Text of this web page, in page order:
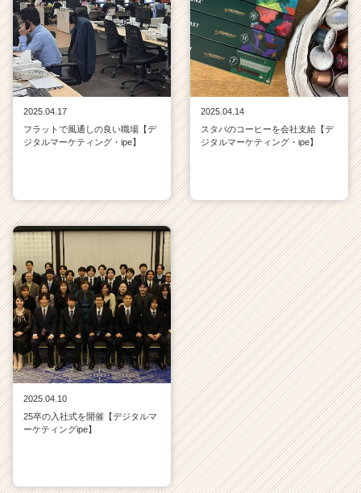
2025.04.17
フラットで風通しの良い職場【デ
ジタルマーケティング・ipe】
2025.04.14
スタバのコーヒーを会社支給【デ
ジタルマーケティング・ipe】
2025.04.10
25卒の入社式を開催【デジタルマ
ーケティングipe】